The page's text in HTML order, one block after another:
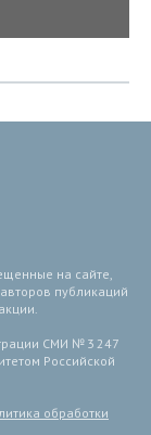
на сайте,
публикаций
СМИ № 3 247
Российской
обработки